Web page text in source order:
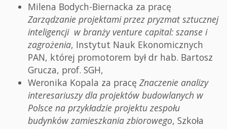
Milena Bodych-Biernacka za pracę
Zarządzanie projektami przez pryzmat sztucznej
inteligencji w branży venture capital: szanse i
zagrożenia, Instytut Nauk Ekonomicznych
PAN, której promotorem był dr hab. Bartosz
Grucza, prof. SGH,
Weronika Kopala za pracę Znaczenie analizy
interesariuszy dla projektów budowlanych w
Polsce na przykładzie projektu zespołu
budynków zamieszkania zbiorowego, Szkoła